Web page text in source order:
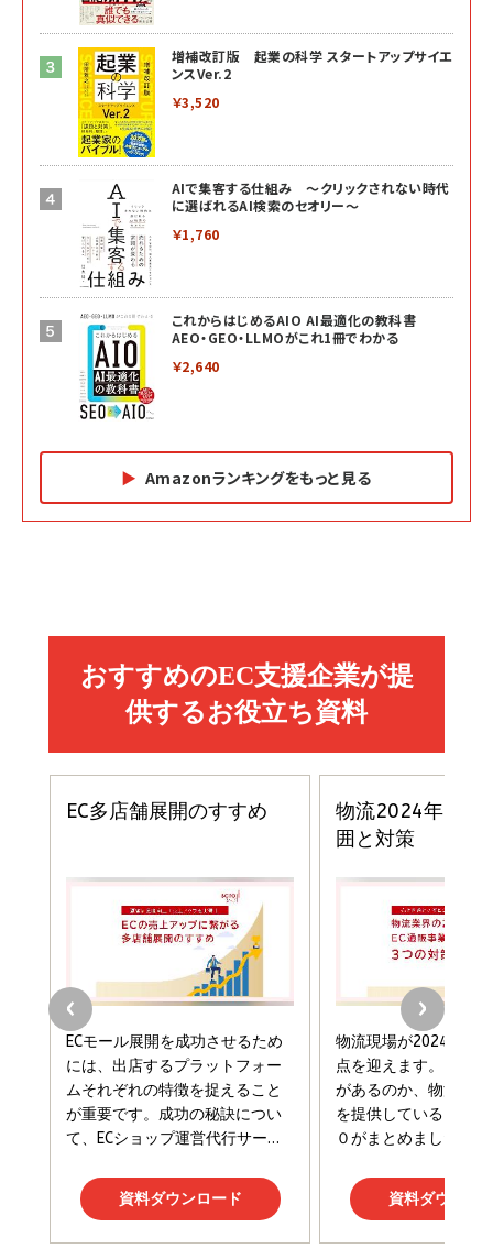
増補改訂版 起業の科学 スタートアップサイエ
ンスVer.2
￥3,520
AIで集客する仕組み ～クリックされない時代
に選ばれるAI検索のセオリー～
￥1,760
これからはじめるAIO AI最適化の教科書
AEO・GEO・LLMOがこれ1冊でわかる
￥2,640
Amazonランキングをもっと見る
副業
￥1,870
小さな会社は戦略が9割
ドリルを売るには穴を売れ
Brand Shift(ブランド・シフト): 「信頼」で選ばれ
る時代の成長戦略
￥2,420
マーケティングの真実 P&G・グリコで学んだ失敗
と成長の法則
￥2,200
Amazonランキングをもっと見る
カラダ2026／宮舘涼太]
￥880
anan(アンアン)2026/06/24号 No.2500増刊
スペシャルエディション[王道エンタメの矜持／
￥1,100
anan(アンアン)2026/07/08号 No.2502[2026
年後半、あなたの恋と運命／山田涼介]
￥880
ママ投資家が育休中に１億貯めた株式投資
￥1,870
組織の成果を最大化する ルールのデザイン
￥1,980
Amazonランキングをもっと見る
イシューからはじめよ［改訂版］――知的生産の「シンプ
ルな本質」
￥2,200
経営メモ 16年の起業家人生で得た知見
影響力の武器［新版］：人を動かす七つの原理
￥3,190
フィードバック経営 「沈黙の組織」から「高め合う
組織」へ
Amazonランキングをもっと見る